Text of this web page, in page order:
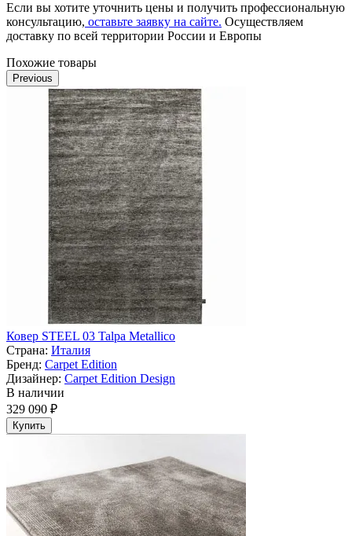
Если вы хотите уточнить цены и получить профессиональную
консультацию, оставьте заявку на сайте. Осуществляем
доставку по всей территории России и Европы
Похожие товары
Previous
Ковер STEEL 03 Talpa Metallico
Страна: Италия
Бренд: Carpet Edition
Дизайнер: Carpet Edition Design
В наличии
329 090 ₽
Купить